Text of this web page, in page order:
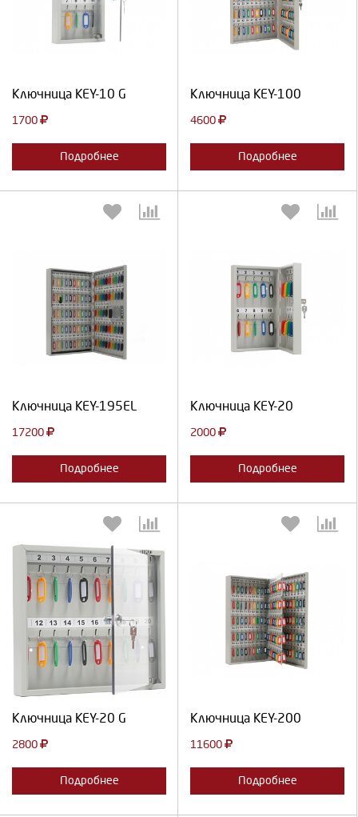
Ключница KEY-10 G
1700
Подробнее
Ключница KEY-100
4600
Подробнее
Ключница KEY-195EL
17200
Подробнее
Выберите количество:
Ключница KEY-20
2000
Подробнее
Выберите количество:
Ключница KEY-20 G
2800
Подробнее
Выберите количество:
Продолжить Отмена
Ключница KEY-200
11600
Подробнее
Выберите количество: